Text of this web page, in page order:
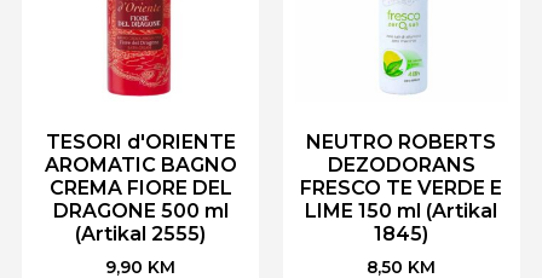
TESORI d'ORIENTE
AROMATIC BAGNO
CREMA FIORE DEL
DRAGONE 500 ml
(Artikal 2555)
9,90 KM
NEUTRO ROBERTS
DEZODORANS
FRESCO TE VERDE E
LIME 150 ml (Artikal
1845)
8,50 KM